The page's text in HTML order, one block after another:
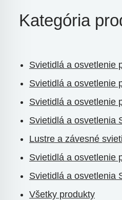
Kategória
Svietidlá a osvetlenie
Svietidlá a osvetlenie
Svietidlá a osvetlenie
Svietidlá a osvetlenia
Lustre a závesné
Svietidlá a osvetlenie
Svietidlá a osvetlenia
Všetky produkty